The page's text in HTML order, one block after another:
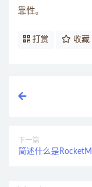
靠性。
打赏 收藏
下一篇
简述什么是